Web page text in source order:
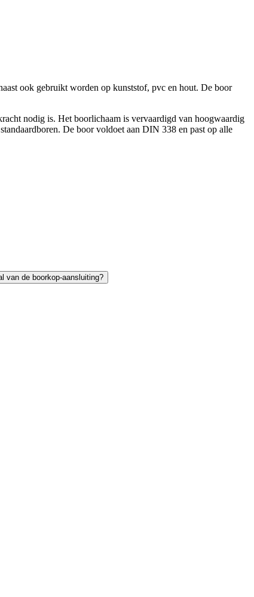
ook gebruikt worden op kunststof, pvc en hout. De boor
nodig is. Het boorlichaam is vervaardigd van hoogwaardig
De boor voldoet aan DIN 338 en past op alle
van de boorkop-aansluiting?